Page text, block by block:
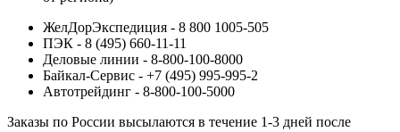
ЖелДорЭкспедиция - 8 800 1005-505
ПЭК - 8 (495) 660-11-11
Деловые линии - 8-800-100-8000
Байкал-Сервис - +7 (495) 995-995-2
Автотрейдинг - 8-800-100-5000
Заказы по России высылаются в течение 1-3 дней после